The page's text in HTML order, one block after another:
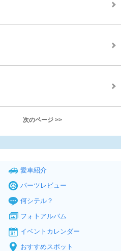
次のページ >>
愛車紹介
パーツレビュー
何シテル？
フォトアルバム
イベントカレンダー
おすすめスポット